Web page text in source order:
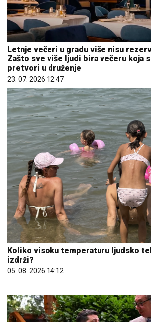
Letnje večeri u gradu više nisu
Zašto sve više ljudi bira večeru koja
pretvori u druženje
23. 07. 2026 12:47
Koliko visoku temperaturu ljudsko
izdrži?
05. 08. 2026 14:12